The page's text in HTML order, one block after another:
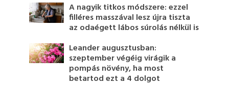
A nagyik titkos módszere: ezzel
filléres masszával lesz újra tiszta
az odaégett lábos súrolás nélkül is
Leander augusztusban:
szeptember végéig virágik a
pompás növény, ha most
betartod ezt a 4 dolgot